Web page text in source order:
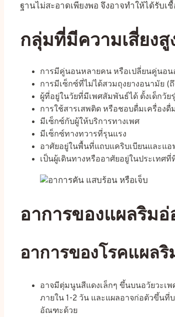
ฐานไม่สะอาดเพียงพอ จึงอาจทำให้ได้รับ
กลุ่มที่มีความเสี่ยง
การมีคู่นอนหลายคน หรือเปลี่ยนคู่นอน
การมีเซ็กซ์ที่ไม่ได้สวมถุงยางอนามัย
ผู้ที่อยู่ในวัยที่มีเพศสัมพันธ์ได้ ตั้งเด็กวั
การใช้สารเสพติด หรือชอบดื่มเครื่อง
มีเซ็กซ์กับผู้ให้บริการทางเพศ
มีเซ็กซ์ทางทวารที่รุนแรง
อาศัยอยู่ในพื้นที่แถบแคริบเบียนและแอ
เป็นผู้เดินทางหรืออาศัยอยู่ในประเทศ
อาการของแผลริม
อาการของโรคแผล
อาจมีตุ่มนูนสีแดงเล็กๆ ขึ้นบนอวัยวะเ
ภายใน 1-2 วัน และแผลอาจก่อตัวขึ้นที่
อัณฑะด้วย